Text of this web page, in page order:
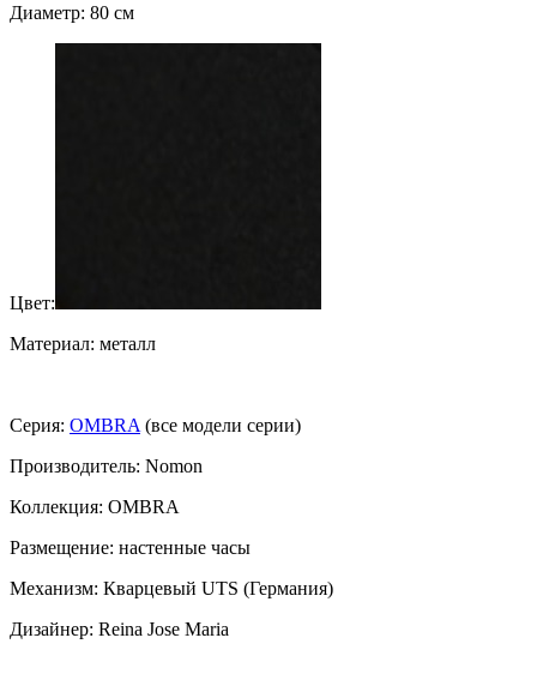
Диаметр: 80 см
Цвет:
Материал: металл
Серия: OMBRA (все модели серии)
Производитель: Nomon
Коллекция: OMBRA
Размещение: настенные часы
Механизм: Кварцевый UTS (Германия)
Дизайнер: Reina Jose Maria